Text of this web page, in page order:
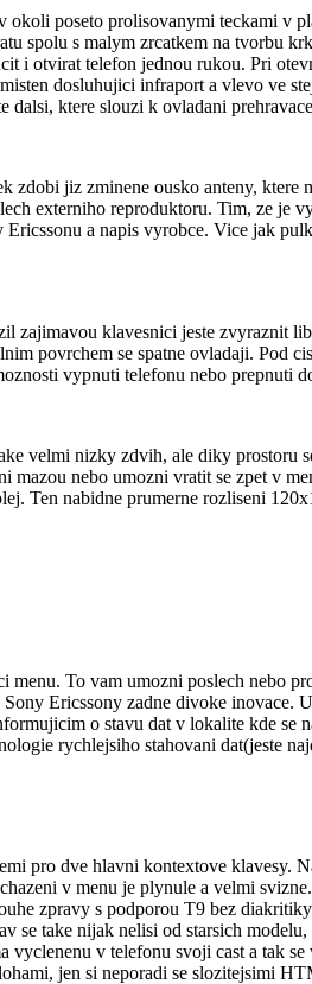
okoli poseto prolisovanymi teckami
spolu s malym zrcatkem na tvorbu
i otvirat telefon jednou rukou. Pri
dosluhujici infraport a vlevo ve
ktere slouzi k ovladani
zdobi jiz zminene ousko anteny,
externiho reproduktoru. Tim, ze
a napis vyrobce. Vice jak
zajimavou klavesnici jeste
povrchem se spatne ovladaji. Pod
vypnuti telefonu nebo prepnuti
velmi nizky zdvih, ale diky
nebo umozni vratit se zpet v
Ten nabidne prumerne rozliseni
menu. To vam umozni poslech
Ericssony zadne divoke
o stavu dat v lokalite kde
rychlejsiho stahovani dat(jeste
pro dve hlavni kontextove
v menu je plynule a velmi
zpravy s podporou T9 bez
se take nijak nelisi od starsich
v telefonu svoji cast a tak
jen si neporadi se slozitejsimi